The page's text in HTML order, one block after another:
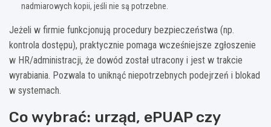
nadmiarowych kopii, jeśli nie są potrzebne.
Jeżeli w firmie funkcjonują procedury bezpieczeństwa (np.
kontrola dostępu), praktycznie pomaga wcześniejsze zgłoszenie
w HR/administracji, że dowód został utracony i jest w trakcie
wyrabiania. Pozwala to uniknąć niepotrzebnych podejrzeń i blokad
w systemach.
Co wybrać: urząd, ePUAP czy